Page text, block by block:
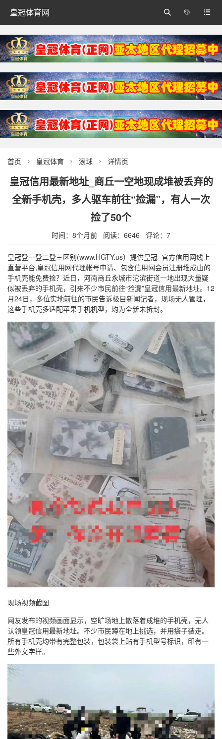
皇冠体育网 


首页  皇冠体育  滚球  详情页
皇冠信用最新地址_商丘一空地现成堆被丢弃的
全新手机壳，多人驱车前往“捡漏”，有人一次
捡了50个
时间：8个月前 阅读：6646 评论：7
皇冠登一登二登三区别(www.HGTY.us）提供皇冠_官方信用网线上
直营平台,皇冠信用网代理帐号申请、包含信用网会员注册堆成山的
手机壳能免费捡？近日，河南商丘永城市沱滨街道一地出现大量疑
似被丢弃的手机壳，引来不少市民前往“捡漏”皇冠信用最新地址。12
月24日，多位实地前往的市民告诉极目新闻记者，现场无人管理，
这些手机壳多适配苹果手机机型，均为全新未拆封。
现场视频截图
网友发布的视频画面显示，空旷场地上散落着成堆的手机壳，无人
认领皇冠信用最新地址。不少市民蹲在地上挑选，并用袋子装走。
所有手机壳均带有完整包装，包装袋上贴有手机型号标识，印有一
些外文字样。